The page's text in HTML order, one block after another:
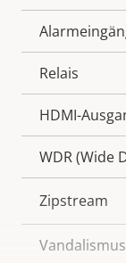
Relais
HDMI-
WDR (Wide
Zipstream